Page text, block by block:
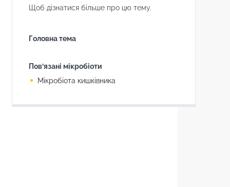
Щоб дізнатися більше про цю тему.
Головна тема
Пов’язані мікробіоти
Мікробіота кишківника